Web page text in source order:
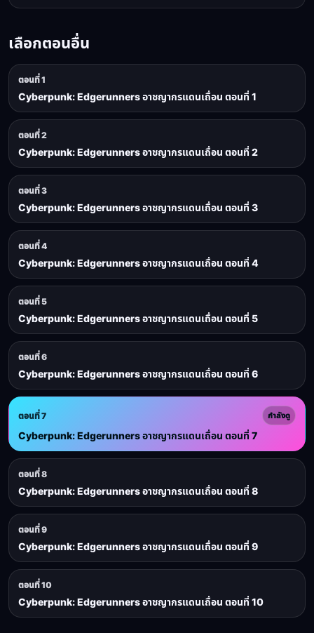
เลือกตอนอื่น
ตอนที่ 1
Cyberpunk: Edgerunners อาชญากรแดนเถื่อน ตอนที่ 1
ตอนที่ 2
Cyberpunk: Edgerunners อาชญากรแดนเถื่อน ตอนที่ 2
ตอนที่ 3
Cyberpunk: Edgerunners อาชญากรแดนเถื่อน ตอนที่ 3
ตอนที่ 4
Cyberpunk: Edgerunners อาชญากรแดนเถื่อน ตอนที่ 4
ตอนที่ 5
Cyberpunk: Edgerunners อาชญากรแดนเถื่อน ตอนที่ 5
ตอนที่ 6
Cyberpunk: Edgerunners อาชญากรแดนเถื่อน ตอนที่ 6
ตอนที่ 7 กำลังดู
Cyberpunk: Edgerunners อาชญากรแดนเถื่อน ตอนที่ 7
ตอนที่ 8
Cyberpunk: Edgerunners อาชญากรแดนเถื่อน ตอนที่ 8
ตอนที่ 9
Cyberpunk: Edgerunners อาชญากรแดนเถื่อน ตอนที่ 9
ตอนที่ 10
Cyberpunk: Edgerunners อาชญากรแดนเถื่อน ตอนที่ 10